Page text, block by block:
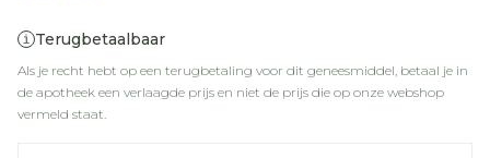
Terugbetaalbaar
Als je recht hebt op een terugbetaling voor dit geneesmiddel, betaal je in
de apotheek een verlaagde prijs en niet de prijs die op onze webshop
vermeld staat.